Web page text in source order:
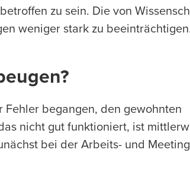
zu sein. Die von
weniger stark zu
Fehler begangen, den gewohnten
nicht gut funktioniert, ist
bei der Arbeits- und